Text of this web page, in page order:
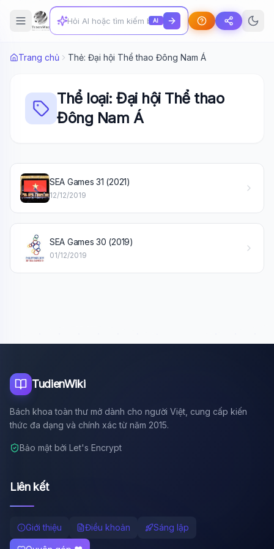
AI
Trang chủ Thẻ: Đại hội Thể thao Đông Nam Á
Thể loại: Đại hội Thể thao
Đông Nam Á
SEA Games 31 (2021)
12/12/2019
SEA Games 30 (2019)
01/12/2019
TudienWiki
Bách khoa toàn thư mở dành cho người Việt, cung cấp kiến
thức đa dạng và chính xác từ năm 2015.
Bảo mật bởi Let's Encrypt
Liên kết
Giới thiệu Điều khoản Sáng lập
🤖Wiki Trợ Lý
📚 Lịch sử Việt Nam